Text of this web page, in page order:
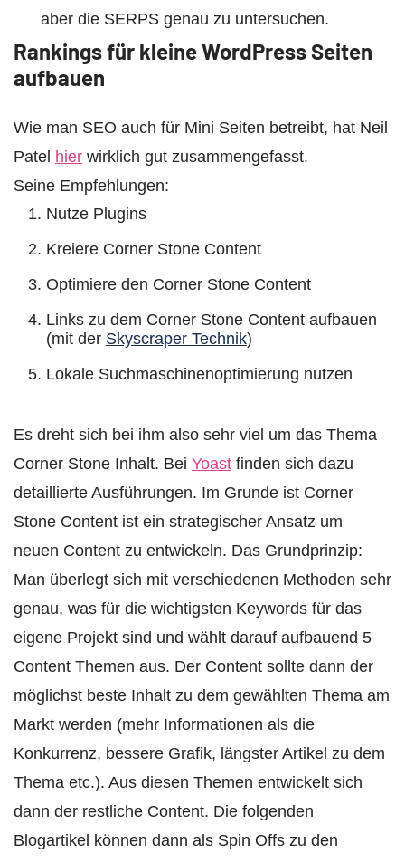
aber die SERPS genau zu untersuchen.
Rankings für kleine WordPress Seiten
aufbauen
Wie man SEO auch für Mini Seiten betreibt, hat Neil
Patel hier wirklich gut zusammengefasst.
Seine Empfehlungen:
Nutze Plugins
Kreiere Corner Stone Content
Optimiere den Corner Stone Content
Links zu dem Corner Stone Content aufbauen
(mit der Skyscraper Technik)
Lokale Suchmaschinenoptimierung nutzen
Es dreht sich bei ihm also sehr viel um das Thema
Corner Stone Inhalt. Bei Yoast finden sich dazu
detaillierte Ausführungen. Im Grunde ist Corner
Stone Content ist ein strategischer Ansatz um
neuen Content zu entwickeln. Das Grundprinzip:
Man überlegt sich mit verschiedenen Methoden sehr
genau, was für die wichtigsten Keywords für das
eigene Projekt sind und wählt darauf aufbauend 5
Content Themen aus. Der Content sollte dann der
möglichst beste Inhalt zu dem gewählten Thema am
Markt werden (mehr Informationen als die
Konkurrenz, bessere Grafik, längster Artikel zu dem
Thema etc.). Aus diesen Themen entwickelt sich
dann der restliche Content. Die folgenden
Blogartikel können dann als Spin Offs zu den